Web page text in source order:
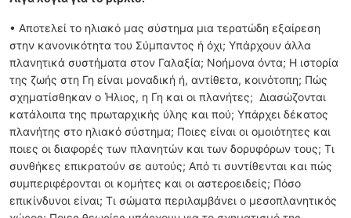
• Αποτελεί το ηλιακό μας σύστημα μια τερατώδη εξαίρεση
στην κανονικότητα του Σύμπαντος ή όχι; Υπάρχουν άλλα
πλανητικά συστήματα στον Γαλαξία; Νοήμονα όντα; Η ιστορία
της ζωής στη Γη είναι μοναδική ή, αντίθετα, κοινότοπη; Πώς
σχηματίσθηκαν ο Ήλιος, η Γη και οι πλανήτες; Διασώζονται
κατάλοιπα της πρωταρχικής ύλης και πού; Υπάρχει δέκατος
πλανήτης στο ηλιακό σύστημα; Ποιες είναι οι ομοιότητες και
ποιες οι διαφορές των πλανητών και των δορυφόρων τους; Τι
συνθήκες επικρατούν σε αυτούς; Από τι συντίθενται και πώς
συμπεριφέρονται οι κομήτες και οι αστεροειδείς; Πόσο
επικίνδυνοι είναι; Τι σώματα περιλαμβάνει ο μεσοπλανητικός